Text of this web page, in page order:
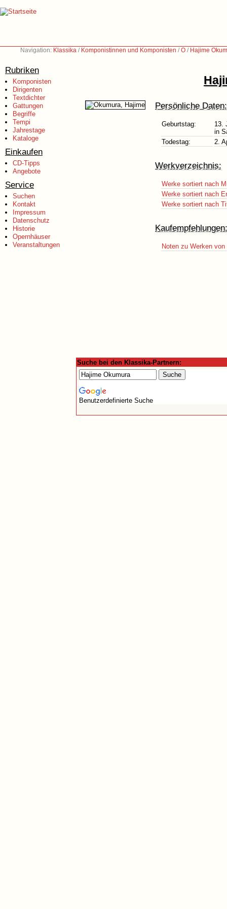
Navigation: Klassika / Komponistinnen und Komponisten /O / Hajime
Rubriken
Komponisten
Dirigenten
Textdichter
Gattungen
Begriffe
Tempi
Jahrestage
Kataloge
Einkaufen
CD-Tipps
Angebote
Service
Suchen
Kontakt
Impressum
Datenschutz
Historie
Opernhäuser
Veranstaltungen
Persönliche Daten:
Geburtstag:
13.
in
Todestag:
2.
Werkverzeichnis:
Werke sortiert nach
Werke sortiert nach
Werke sortiert nach
Kaufempfehlungen:
Noten zu Werken
Suche bei den Klassika-Partnern:
Benutzerdefinierte Suche